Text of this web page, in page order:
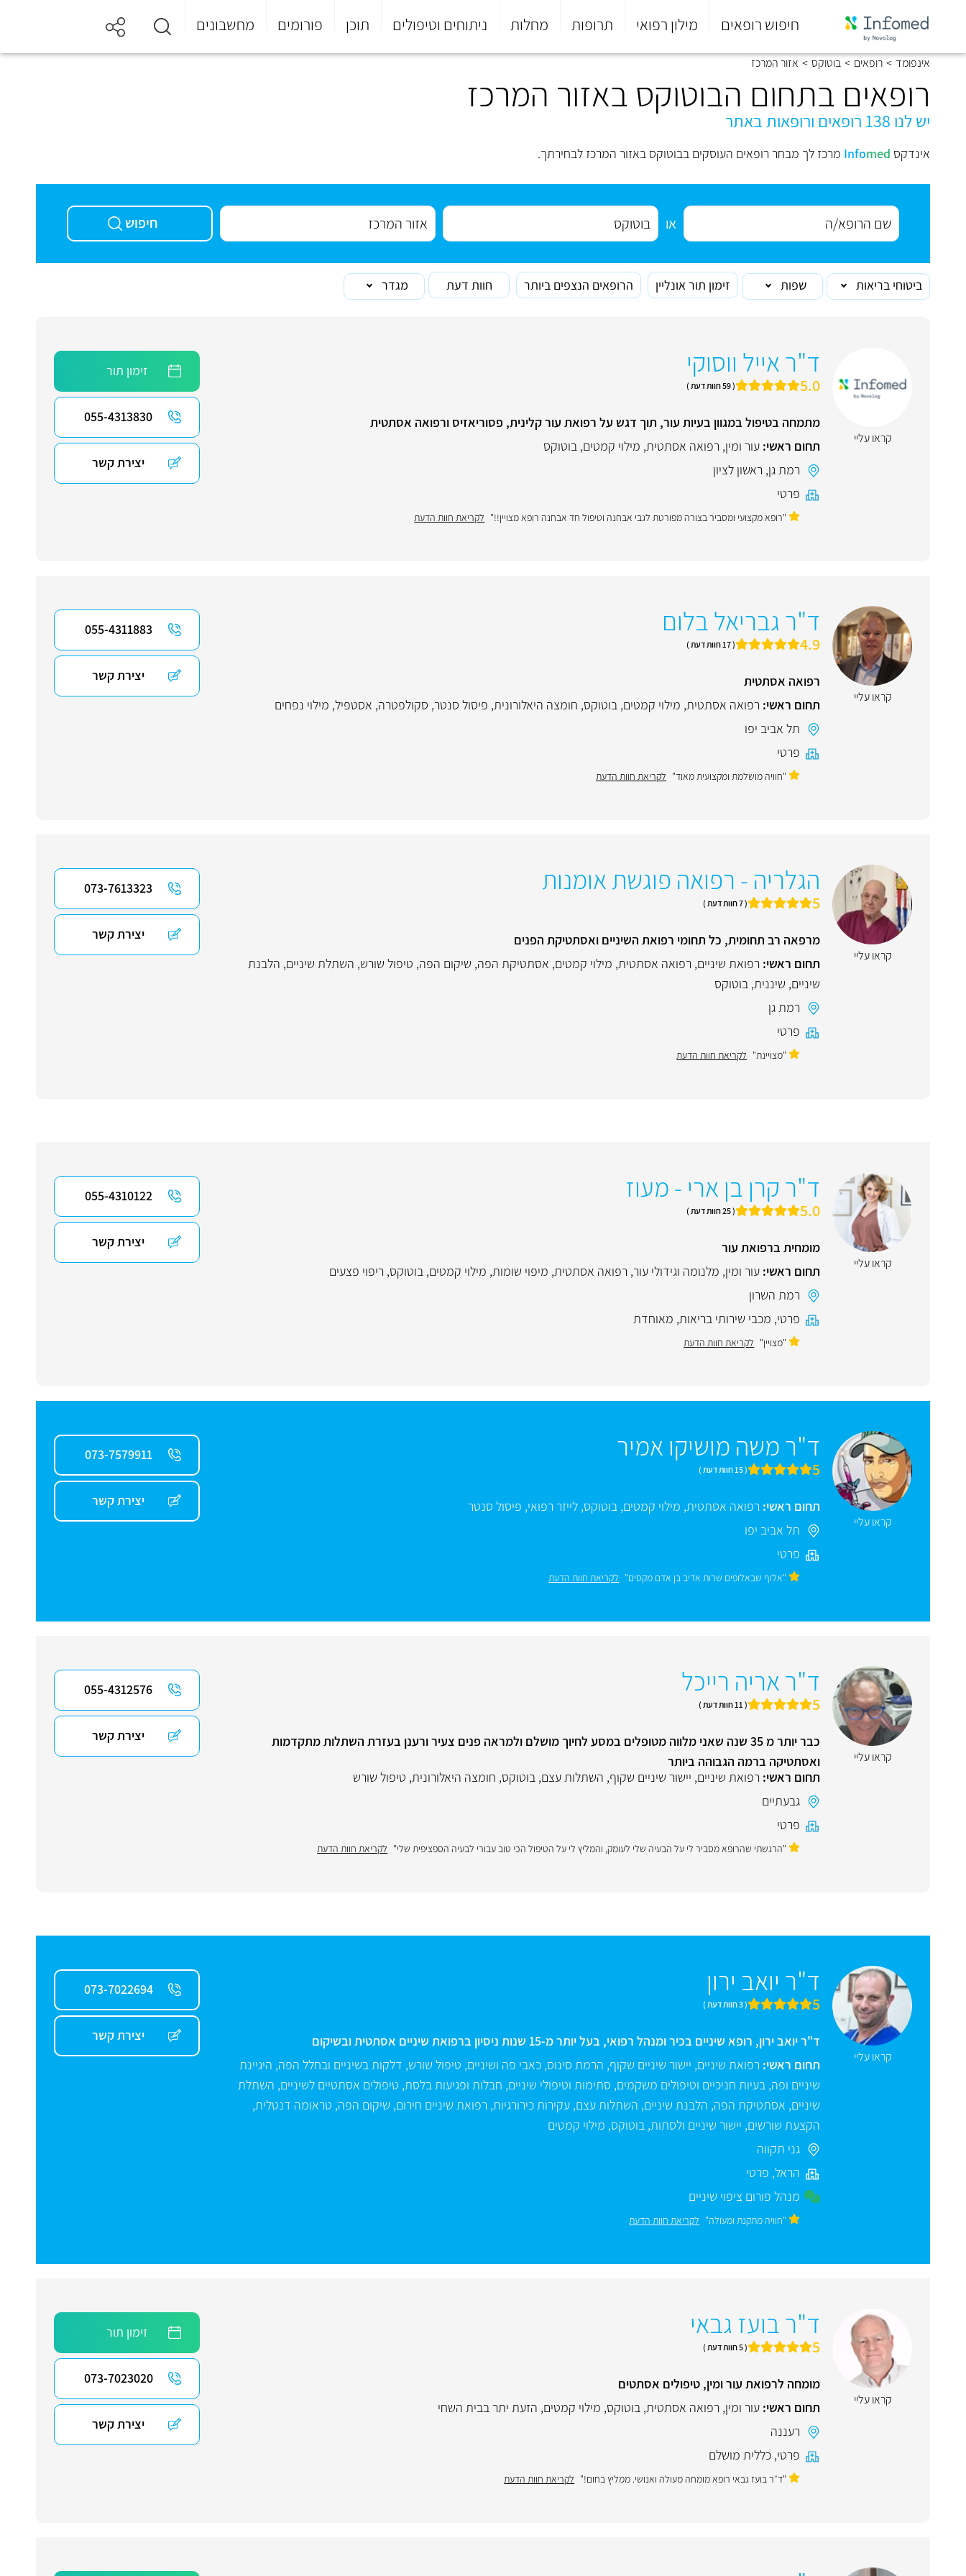
חיפוש רופאים מילון רפואי תרופות מחלות ניתוחים וטיפולים תוכן פורומים מחשבונים
סוף
התפריט
אינפומד > רופאים > בוטוקס > אזור המרכז
רופאים בתחום הבוטוקס באזור המרכז
יש לנו 138 רופאים ורופאות באתר
אינדקס Infomed מרכז לך מבחר רופאים העוסקים בבוטוקס באזור המרכז לבחירתך.
או חיפוש
ביטוחי בריאות שפות זימון תור אונליין הרופאים הנצפים ביותר חוות דעת מגדר
קראו עליי
ד"ר אייל ווסוקי
5.0 ( 59 חוות דעת )
מתמחה בטיפול במגוון בעיות עור, תוך דגש על רפואת עור קלינית, פסוריאזיס ורפואה אסתטית
תחום ראשי: עור ומין, רפואה אסתטית, מילוי קמטים, בוטוקס
רמת גן, ראשון לציון
פרטי
"רופא מקצועי ומסביר בצורה מפורטת לגבי אבחנה וטיפול חד אבחנה רופא מצויין!!" לקריאת חוות הדעת
זימון תור
055-4313830
יצירת קשר
קראו עליי
ד"ר גבריאל בלום
4.9 ( 17 חוות דעת )
רפואה אסתטית
תחום ראשי: רפואה אסתטית, מילוי קמטים, בוטוקס, חומצה היאלורונית, פיסול סנטר, סקולפטרה, אסטפיל, מילוי נפחים
תל אביב יפו
פרטי
"חוויה מושלמת ומקצועית מאוד" לקריאת חוות הדעת
055-4311883
יצירת קשר
קראו עליי
הגלריה - רפואה פוגשת אומנות
5 ( 7 חוות דעת )
מרפאה רב תחומית, כל תחומי רפואת השיניים ואסתטיקת הפנים
תחום ראשי: רפואת שיניים, רפואה אסתטית, מילוי קמטים, אסתטיקת הפה, שיקום הפה, טיפול שורש, השתלת שיניים, הלבנת
שיניים, שיננית, בוטוקס
רמת גן
פרטי
"מצויינת" לקריאת חוות הדעת
073-7613323
יצירת קשר
קראו עליי
ד"ר קרן בן ארי - מעוז
5.0 ( 25 חוות דעת )
מומחית ברפואת עור
תחום ראשי: עור ומין, מלנומה וגידולי עור, רפואה אסתטית, מיפוי שומות, מילוי קמטים, בוטוקס, ריפוי פצעים
רמת השרון
פרטי, מכבי שירותי בריאות, מאוחדת
"מצויין" לקריאת חוות הדעת
055-4310122
יצירת קשר
קראו עליי
ד"ר משה מושיקו אמיר
5 ( 15 חוות דעת )
תחום ראשי: רפואה אסתטית, מילוי קמטים, בוטוקס, לייזר רפואי, פיסול סנטר
תל אביב יפו
פרטי
"אלוף שבאלופים שרות אדיב בן אדם מקסים" לקריאת חוות הדעת
073-7579911
יצירת קשר
קראו עליי
ד"ר אריה רייכל
5 ( 11 חוות דעת )
כבר יותר מ 35 שנה שאני מלווה מטופלים במסע לחיוך מושלם ולמראה פנים צעיר ורענן בעזרת השתלות מתקדמות
ואסתטיקה ברמה הגבוהה ביותר
תחום ראשי: רפואת שיניים, יישור שיניים שקוף, השתלות עצם, בוטוקס, חומצה היאלורונית, טיפול שורש
גבעתיים
פרטי
"הרגשתי שהרופא מסביר לי על הבעיה שלי לעומק, והמליץ לי על הטיפול הכי טוב עבורי לבעיה הספציפית שלי" לקריאת חוות הדעת
055-4312576
יצירת קשר
קראו עליי
ד"ר יואב ירון
5 ( 3 חוות דעת )
ד"ר יואב ירון, רופא שיניים בכיר ומנהל רפואי, בעל יותר מ-15 שנות ניסיון ברפואת שיניים אסתטית ובשיקום
תחום ראשי: רפואת שיניים, יישור שיניים שקוף, הרמת סינוס, כאבי פה ושיניים, טיפול שורש, דלקות בשיניים ובחלל הפה, היגיינת
שיניים ופה, בעיות חניכיים וטיפולים משקמים, סתימות וטיפולי שיניים, חבלות ופגיעות בלסת, טיפולים אסתטיים לשיניים, השתלת
שיניים, אסתטיקת הפה, הלבנת שיניים, השתלות עצם, עקירות כירורגיות, רפואת שיניים חירום, שיקום הפה, טראומה דנטלית,
הקצעת שורשים, יישור שיניים ולסתות, בוטוקס, מילוי קמטים
גני תקווה
הראל, פרטי
מנהל פורום ציפוי שיניים
"חוויה מתקנת ומעולה" לקריאת חוות הדעת
073-7022694
יצירת קשר
קראו עליי
ד"ר בועז גבאי
5 ( 5 חוות דעת )
מומחה לרפואת עור ומין, טיפולים אסתטים
תחום ראשי: עור ומין, רפואה אסתטית, בוטוקס, מילוי קמטים, הזעת יתר בבית השחי
רעננה
פרטי, כללית מושלם
"ד״ר בועז גבאי רופא מומחה מעולה ואנושי. ממליץ בחום!" לקריאת חוות הדעת
זימון תור
073-7023020
יצירת קשר